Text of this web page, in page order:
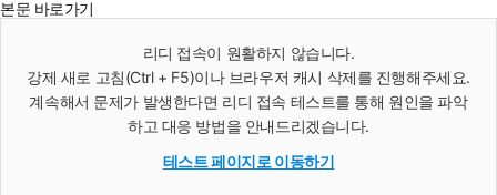
본문 바로가기
리디 접속이 원활하지 않습니다.
강제 새로 고침(Ctrl + F5)이나 브라우저 캐시 삭제를 진행해주세요.
계속해서 문제가 발생한다면 리디 접속 테스트를 통해 원인을 파악
하고 대응 방법을 안내드리겠습니다.
테스트 페이지로 이동하기